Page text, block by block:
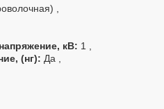
кВ
1
(нг)
Да